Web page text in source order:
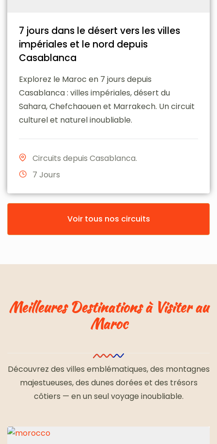
7 jours dans le désert vers les villes
impériales et le nord depuis
Casablanca
Explorez le Maroc en 7 jours depuis
Casablanca : villes impériales, désert du
Sahara, Chefchaouen et Marrakech. Un circuit
culturel et naturel inoubliable.
Circuits depuis Casablanca.
7 Jours
Voir tous nos circuits
Meilleures Destinations à Visiter au
Maroc
Découvrez des villes emblématiques, des montagnes
majestueuses, des dunes dorées et des trésors
côtiers — en un seul voyage inoubliable.